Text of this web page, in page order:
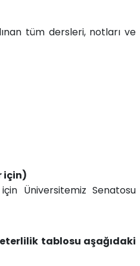
tüm dersleri, notları ve
için)
Üniversitemiz Senatosu
tablosu aşağıdaki